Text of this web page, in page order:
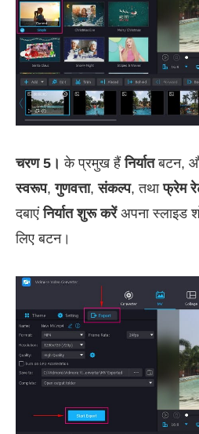
चरण 5। के प्रमुख हैंनिर्यातबटन,
स्वरूप,गुणवत्ता,संकल्प, तथाफ्रेम
दबाएंनिर्यात शुरू करेंअपना स्लाइड
लिए बटन।